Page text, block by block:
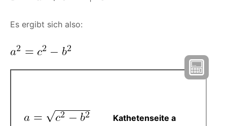
Es ergibt sich also:
Kathetenseite a